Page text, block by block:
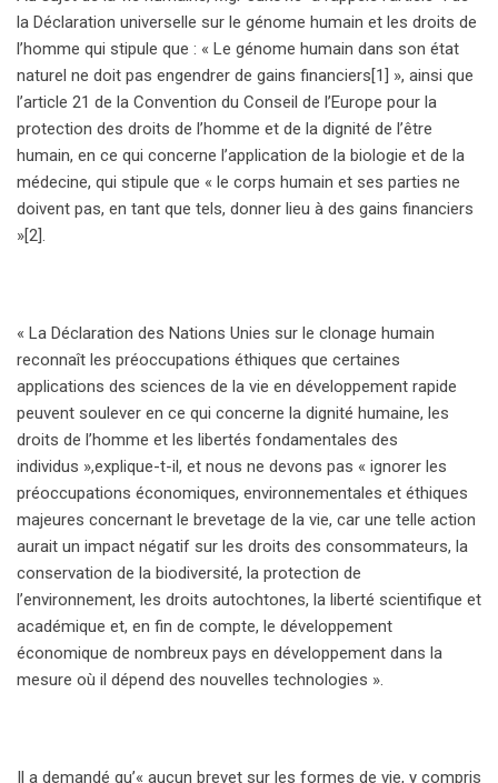
la Déclaration universelle sur le génome humain et les droits de
l’homme qui stipule que : « Le génome humain dans son état
naturel ne doit pas engendrer de gains financiers[1] », ainsi que
l’article 21 de la Convention du Conseil de l’Europe pour la
protection des droits de l’homme et de la dignité de l’être
humain, en ce qui concerne l’application de la biologie et de la
médecine, qui stipule que « le corps humain et ses parties ne
doivent pas, en tant que tels, donner lieu à des gains financiers
»[2].
« La Déclaration des Nations Unies sur le clonage humain
reconnaît les préoccupations éthiques que certaines
applications des sciences de la vie en développement rapide
peuvent soulever en ce qui concerne la dignité humaine, les
droits de l’homme et les libertés fondamentales des
individus »,explique-t-il, et nous ne devons pas « ignorer les
préoccupations économiques, environnementales et éthiques
majeures concernant le brevetage de la vie, car une telle action
aurait un impact négatif sur les droits des consommateurs, la
conservation de la biodiversité, la protection de
l’environnement, les droits autochtones, la liberté scientifique et
académique et, en fin de compte, le développement
économique de nombreux pays en développement dans la
mesure où il dépend des nouvelles technologies ».
Il a demandé qu’« aucun brevet sur les formes de vie, y compris